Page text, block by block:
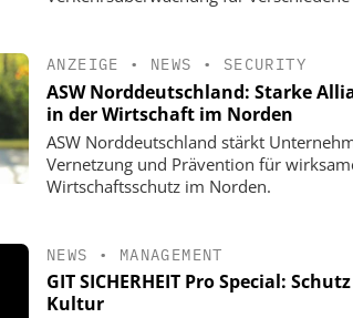
ANZEIGE • NEWS • SECURITY
ASW Norddeutschland: Starke
in der Wirtschaft im Norden
ASW Norddeutschland stärkt
Vernetzung und Prävention für
Wirtschaftsschutz im Norden.
NEWS • MANAGEMENT
GIT SICHERHEIT Pro Special:
Kultur